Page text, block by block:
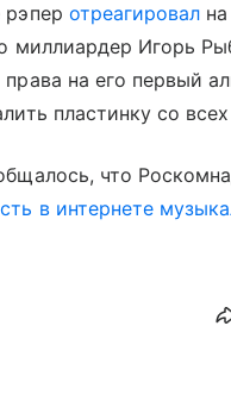
рэпер отреагировал
миллиардер Игорь
права на его первый
пластинку со
что
в интернете